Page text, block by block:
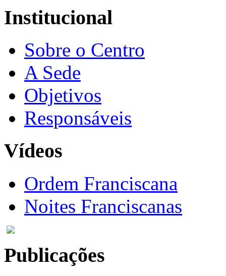
Institucional
Sobre o Centro
A Sede
Objetivos
Responsáveis
Vídeos
Ordem Franciscana
Noites Franciscanas
Publicações